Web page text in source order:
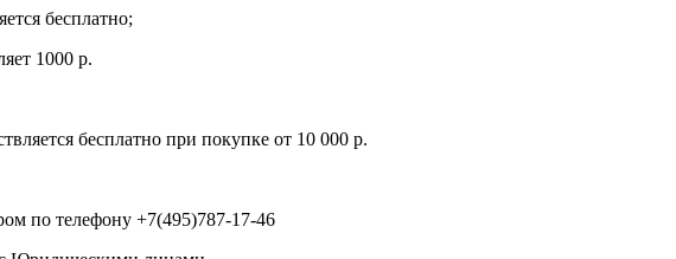
бесплатно;
1000 р.
бесплатно при покупке от 10 000 р.
по телефону +7(495)787-17-46